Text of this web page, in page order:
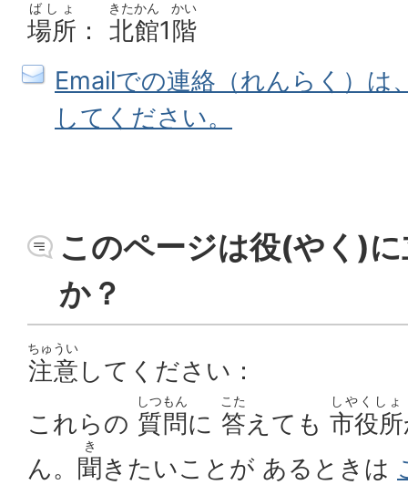
場所
ばしょ
： 北館
きたかん
1階
かい
Emailでの連絡（れんらく）は
してください。
このページは役(やく)
か？
注意
ちゅうい
してください：
これらの 質問
しつもん
に 答
こた
えても 市役所
しやくしょ
ん。 聞
き
きたいことが あるときは